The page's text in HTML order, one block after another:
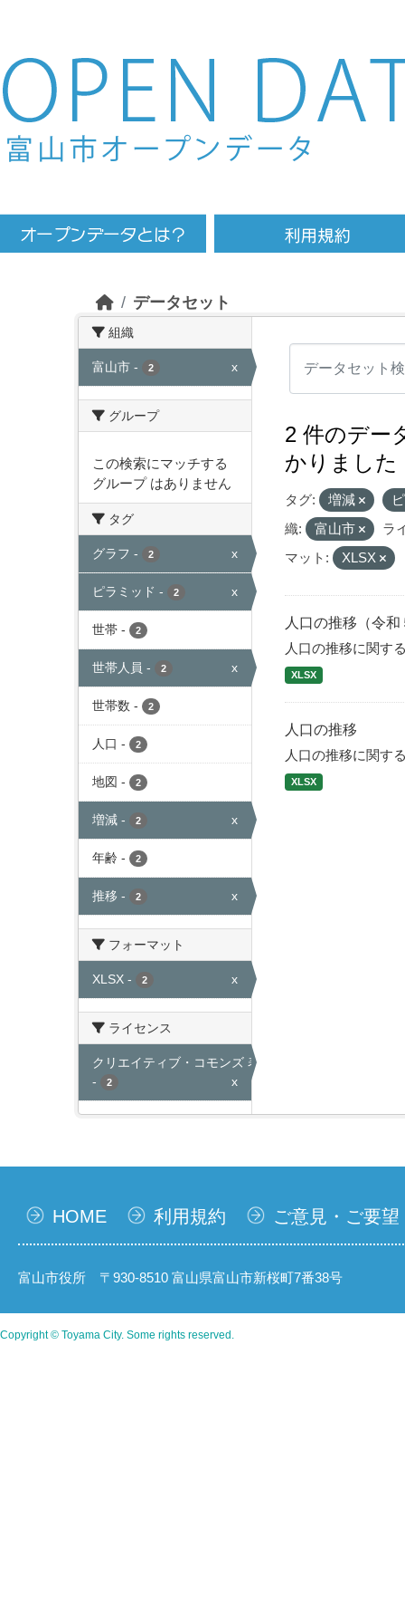
Skip to main content
データセット
組織
富山市 - 2 x
グループ
この検索にマッチする
グループ はありません
タグ
グラフ - 2 x
ピラミッド - 2 x
世帯 - 2
世帯人員 - 2 x
世帯数 - 2
人口 - 2
地図 - 2
増減 - 2 x
年齢 - 2
推移 - 2 x
フォーマット
XLSX - 2 x
ライセンス
クリエイティブ・コモンズ 表示
-
2 x
2 件のデー
かりました
タグ: 増減
織:
富山市
ラ
マット:
XLSX
人口の推移（令和
人口の推移に関す
XLSX
人口の推移
人口の推移に関す
XLSX
HOME 利用規約 ご意見・ご要望
富山市役所 〒930-8510 富山県富山市新桜町7番38号
Copyright © Toyama City. Some rights reserved.